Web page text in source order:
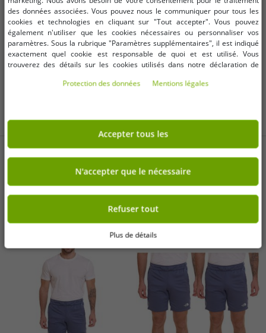
Eileen R. dit:Sehr gut!
ACHAT VÉRIFIÉ
Tanja L.
ACHAT VÉRIFIÉ
PLUS D'ARTICLES EN PROMOTION
des données associées. Vous pouvez nous le communiquer pour tous les
cookies et technologies en cliquant sur "Tout accepter". Vous pouvez
également n'utiliser que les cookies nécessaires ou personnaliser vos
paramètres. Sous la rubrique "Paramètres supplémentaires", il est indiqué
exactement quel cookie est responsable de quoi et est utilisé. Vous
trouverez des détails sur les cookies utilisés dans notre déclaration de
consentement à tout moment. Les coordonnées se trouvent dans les
Protection des données Mentions légales
Accepter tous les
N'accepter que le nécessaire
Refuser tout
Plus de détails